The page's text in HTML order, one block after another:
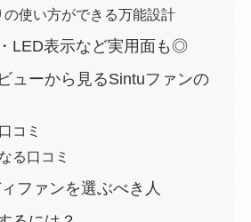
の使い方ができる万能設計
LED表示など実用面も◎
ューから見るSintuファンの
コミ
る口コミ
ファンを選ぶべき人